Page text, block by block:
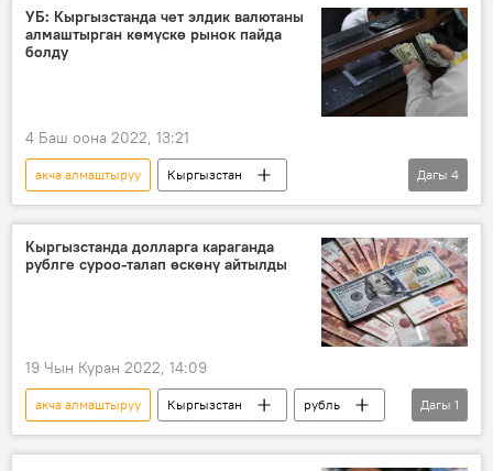
кооптуулук
УБ: Кыргызстанда чет элдик валютаны
алмаштырган көмүскө рынок пайда
болду
4 Баш оона 2022, 13:21
акча алмаштыруу
Кыргызстан
Улуттук банк
доллар
мыйзам
Дагы 4
Кыргызстанда долларга караганда
рублге суроо-талап өскөнү айтылды
19 Чын Куран 2022, 14:09
акча алмаштыруу Кыргызстан
рубль
суроо-талап
Дагы 1